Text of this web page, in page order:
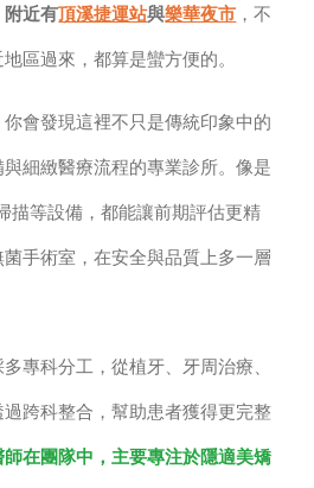
附近有頂溪捷運站與樂華夜市 ，不
區過來，都算是蠻方便的。
會發現這裡不只是傳統印象中的
細緻醫療流程的專業診所。像是
描等設備，都能讓前期評估更精
手術室，在安全與品質上多一層
專科分工，從植牙、牙周治療、
跨科整合，幫助患者獲得更完整
師在團隊中，主要專注於隱適美矯